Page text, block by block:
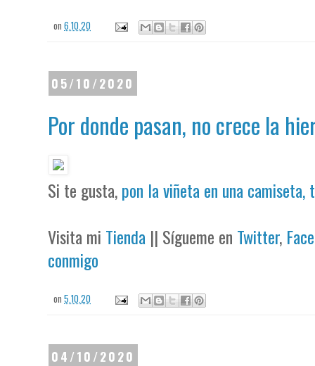
on6.10.20
05/10/2020
Por donde pasan, no crece la
Si te gusta,pon la viñeta en una camiseta,
Visita mi Tienda || Sígueme en Twitter,
conmigo
on5.10.20
04/10/2020